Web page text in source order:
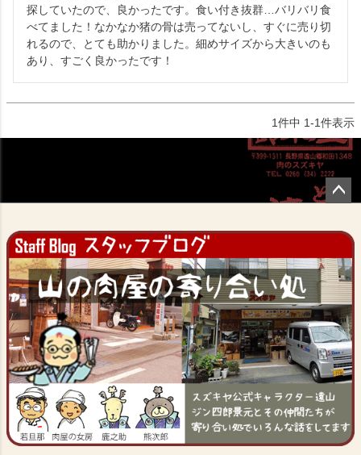
探していたので、良かったです。食い付き抜群…バリバリ食
べてました！なかなか猪の骨は売ってないし、すぐに売り切
れるので、とても助かりました。細めサイズから大きいのも
あり、すごく良かったです！
1件中 1-1件表示
ジト
へ